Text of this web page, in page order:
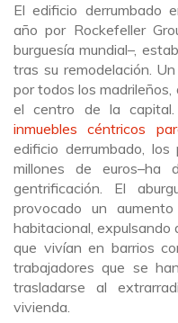
El edificio derrumbado
año por Rockefeller
burguesía mundial–,
tras su remodelación.
por todos los
el centro de la capital.
inmuebles céntricos
edificio derrumbado, los
millones de euros–ha
gentrificación. El
provocado un
habitacional, expulsando
que vivían en barrios
trabajadores que se
trasladarse al
vivienda.